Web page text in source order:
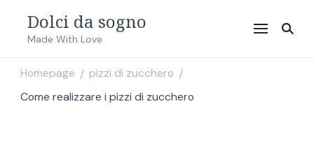
Dolci da sogno
Made With Love
Homepage / pizzi di zucchero /
Come realizzare i pizzi di zucchero